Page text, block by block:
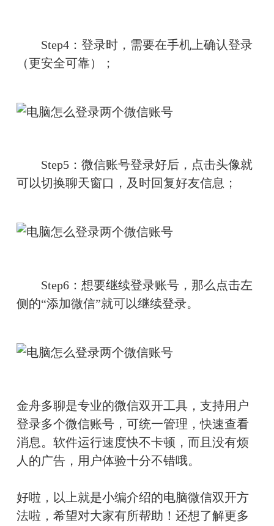
Step4：登录时，需要在手机上确认登录
（更安全可靠）；
Step5：微信账号登录好后，点击头像就
可以切换聊天窗口，及时回复好友信息；
Step6：想要继续登录账号，那么点击左
侧的“添加微信”就可以继续登录。
金舟多聊是专业的微信双开工具，支持用户
登录多个微信账号，可统一管理，快速查看
消息。软件运行速度快不卡顿，而且没有烦
人的广告，用户体验十分不错哦。
好啦，以上就是小编介绍的电脑微信双开方
法啦，希望对大家有所帮助！ 还想了解更多